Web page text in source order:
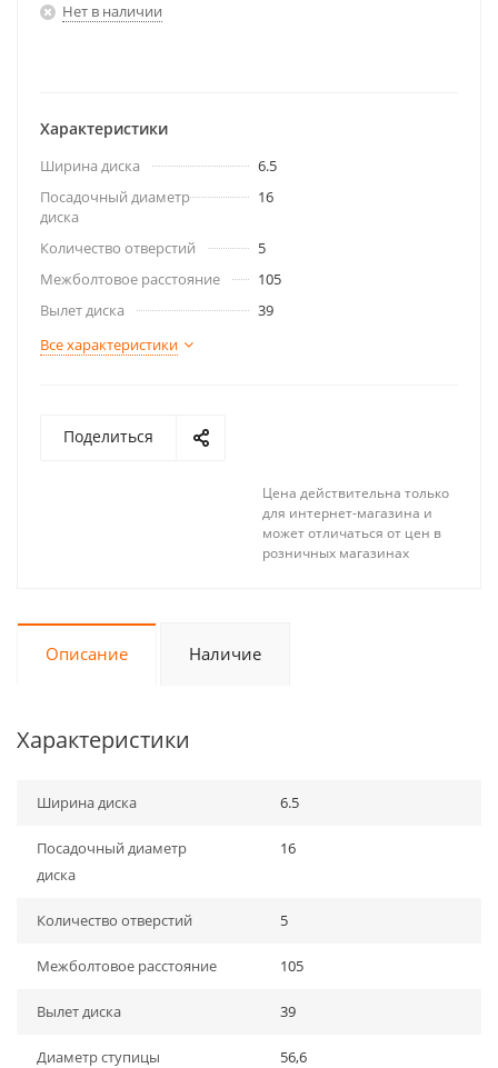
Нет в наличии
Характеристики
Ширина диска
6.5
Посадочный диаметр
диска
16
Количество отверстий
5
Межболтовое расстояние
105
Вылет диска
39
Все характеристики
Поделиться
Цена действительна только
для интернет-магазина и
может отличаться от цен в
розничных магазинах
Описание Наличие
Характеристики
Ширина диска 6.5
Посадочный диаметр
диска
16
Количество отверстий 5
Межболтовое расстояние 105
Вылет диска 39
Диаметр ступицы 56,6